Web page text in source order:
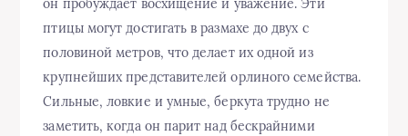
он пробуждает восхищение и уважение. Эти
птицы могут достигать в размахе до двух с
половиной метров, что делает их одной из
крупнейших представителей орлиного семейства.
Сильные, ловкие и умные, беркута трудно не
заметить, когда он парит над бескрайними